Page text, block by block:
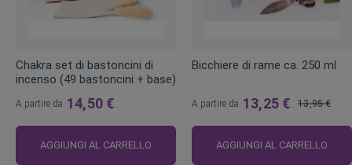
Chakra set di bastoncini di
incenso (49 bastoncini + base)
A partire da 14,50 €
AGGIUNGI AL CARRELLO
Bicchiere di rame ca. 250 ml
A partire da 13,25 €
regolare
13,95 €
AGGIUNGI AL CARRELLO